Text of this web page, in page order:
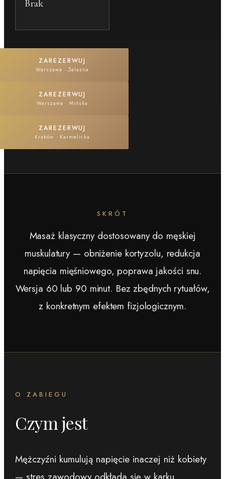
Brak
ZAREZERWUJ
Warszawa ·Żelazna
ZAREZERWUJ
Warszawa ·Mińska
ZAREZERWUJ
Kraków · Karmelicka
SKRÓT
Masaż klasyczny dostosowany do męskiej
muskulatury — obniżenie kortyzolu, redukcja
napięcia mięśniowego, poprawa jakości snu.
Wersja 60 lub 90 minut. Bez zbędnych rytuałów,
z konkretnym efektem fizjologicznym.
O ZABIEGU
Czym jest
Mężczyźni kumulują napięcie inaczej niż kobiety